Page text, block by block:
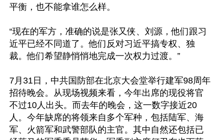
平衡，也不能拿谁怎么样。
“现在的军方，准确的说是张又侠、刘源，他们跟习
近平已经不同道了。他们反对习近平搞专权、独
裁。他们希望静悄悄地完成一次权力过渡。”
7月31日，中共国防部在北京大会堂举行建军98周年
招待晚会。从现场视频来看，今年出席的现役将官
不过10人出头。而去年的晚会，这一数字接近20
人。今年缺席的将领来自多个军种，包括陆军、海
军、火箭军和武警部队的主官。其中自然还包括已